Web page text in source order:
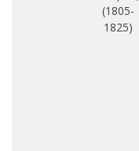
(1805-
1825)